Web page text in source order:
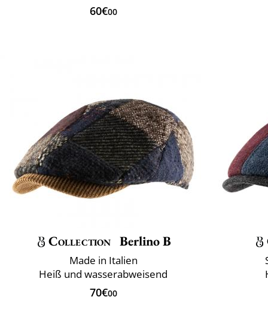
60€00
Collection Berlino B
Made in Italien
Heiß und wasserabweisend
70€00